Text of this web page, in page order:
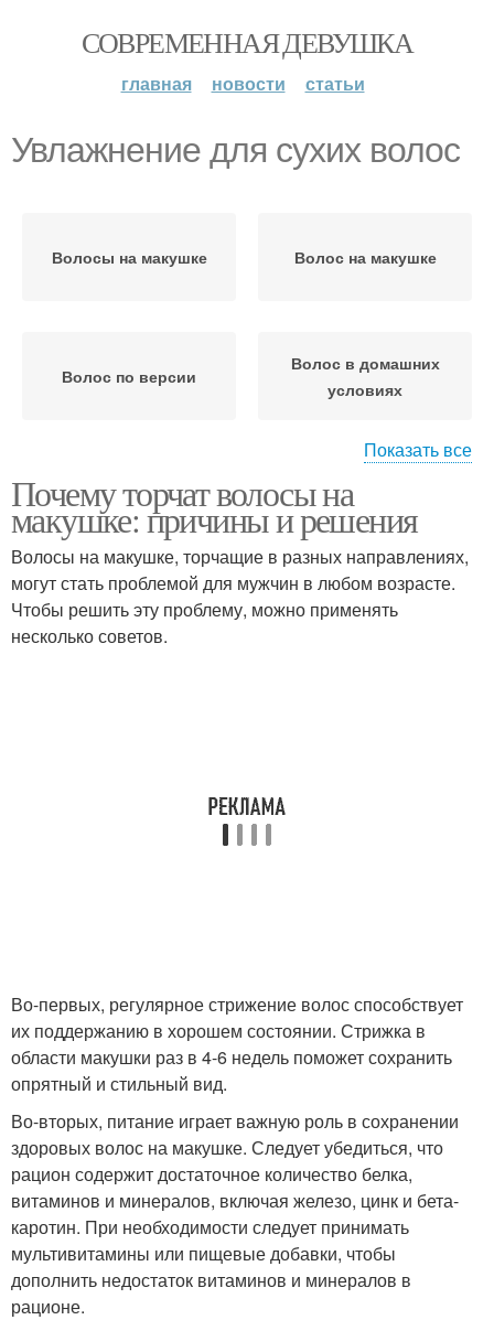
СОВРЕМЕННАЯ ДЕВУШКА
главная новости статьи
Увлажнение для сухих волос
Волосы на макушке Волос на макушке
Волос по версии
Волос в домашних
условиях
волосами
условиях
Тонкие волосы Волосы на голове
Показать все
Почему торчат волосы на
макушке: причины и решения
Волосы на макушке, торчащие в разных направлениях,
могут стать проблемой для мужчин в любом возрасте.
Чтобы решить эту проблему, можно применять
несколько советов.
Во-первых, регулярное стрижение волос способствует
их поддержанию в хорошем состоянии. Стрижка в
области макушки раз в 4-6 недель поможет сохранить
опрятный и стильный вид.
Во-вторых, питание играет важную роль в сохранении
здоровых волос на макушке. Следует убедиться, что
рацион содержит достаточное количество белка,
витаминов и минералов, включая железо, цинк и бета-
каротин. При необходимости следует принимать
мультивитамины или пищевые добавки, чтобы
дополнить недостаток витаминов и минералов в
рационе.